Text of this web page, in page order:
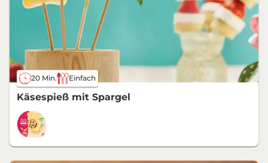
20 Min. Einfach
Käsespieß mit Spargel